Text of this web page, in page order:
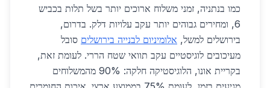
כמו בנתניה, זמני משלוח ארוכים יותר בשל תלות בכביש
6, ומחירים גבוהים יותר עקב עלויות דלק. בדרום,
בירושלים למשל, אלומיניום לבנייה בירושלים סובל
מעיכובים לוגיסטיים עקב תוואי שטח הררי. לעומת זאת,
בקריית אונו, הלוגיסטיקה חלקה: 90% מהמשלוחים